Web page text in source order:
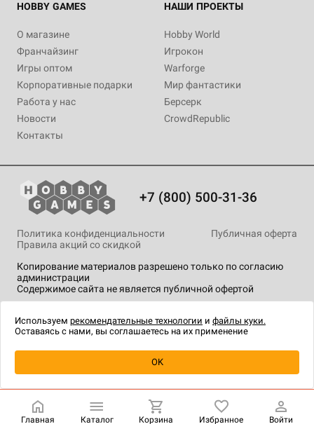
Уведомить о наличии
HOBBY GAMES
О магазине
Франчайзинг
Игры оптом
Корпоративные подарки
Работа у нас
Новости
Контакты
НАШИ ПРОЕКТЫ
Hobby World
Игрокон
Warforge
Мир фантастики
Берсерк
CrowdRepublic
+7 (800) 500-31-36
Копирование материалов разрешено только по согласию
администрации
Содержимое сайта не является публичной офертой
Политика конфиденциальности
Публичная оферта
Правила акций со скидкой
технологии.
Главная Каталог Корзина Избранное Войти
Используем рекомендательные технологии и файлы куки.
Оставаясь с нами, вы соглашаетесь на их применение
OK